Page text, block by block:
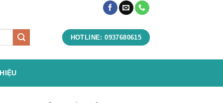
HOTLINE: 0937680615